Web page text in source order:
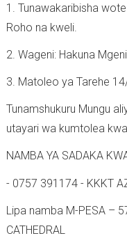
1. Tunawakaribisha
Roho na kweli.
2. Wageni: Hakuna
3. Matoleo ya Tarehe
Tunamshukuru Mungu
utayari wa kumtolea
NAMBA YA SADAKA
- 0757 391174 - KKKT
Lipa namba M-PESA –
CATHEDRAL